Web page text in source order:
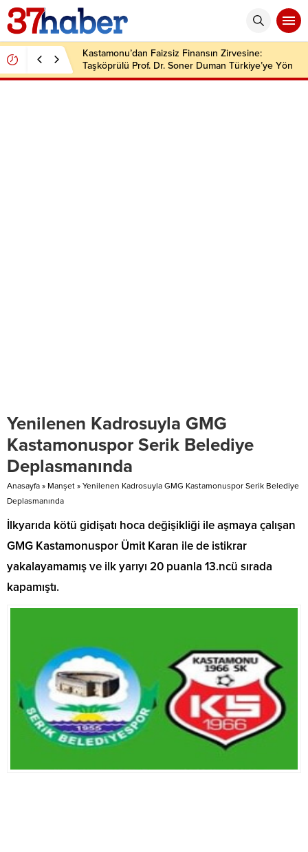
Kastamonu’dan Faizsiz Finansın Zirvesine:
Taşköprülü Prof. Dr. Soner Duman Türkiye’ye Yön
Veriyor
Yenilenen Kadrosuyla GMG
Kastamonuspor Serik Belediye
Deplasmanında
Anasayfa » Manşet » Yenilenen Kadrosuyla GMG Kastamonuspor Serik Belediye
Deplasmanında
İlkyarıda kötü gidişatı hoca değişikliği ile aşmaya çalışan
GMG Kastamonuspor Ümit Karan ile de istikrar
yakalayamamış ve ilk yarıyı 20 puanla 13.ncü sırada
kapamıştı.